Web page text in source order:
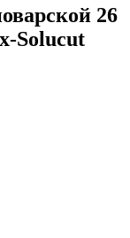
26
Solucut